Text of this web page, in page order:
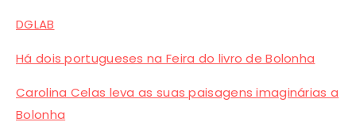
DGLAB
Há dois portugueses na Feira do livro de Bolonha
Carolina Celas leva as suas paisagens imaginárias a
Bolonha